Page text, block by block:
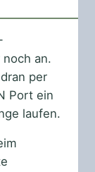
noch an.
per
Port ein
laufen.